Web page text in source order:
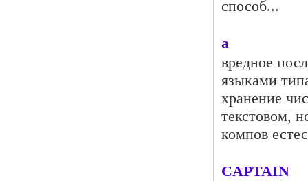
способ...
a
вредное
языками
хранение
текстовом,
компов
CAPTAIN